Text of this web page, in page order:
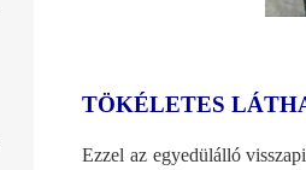
TÖKÉLETES
Ezzel az egyedülálló